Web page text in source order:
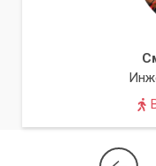
наших экспертов.
работать с Microsoft